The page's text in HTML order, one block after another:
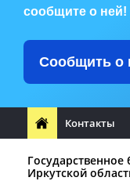
сообщите о ней!
Сообщить о
Контакты
Иркутской